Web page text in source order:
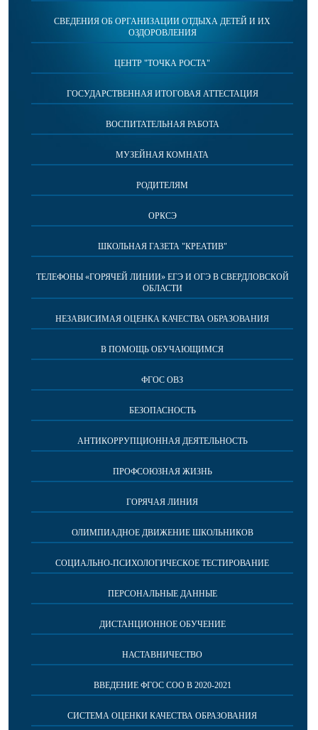
СВЕДЕНИЯ ОБ ОРГАНИЗАЦИИ ОТДЫХА ДЕТЕЙ И ИХ
ОЗДОРОВЛЕНИЯ
ЦЕНТР "ТОЧКА РОСТА"
ГОСУДАРСТВЕННАЯ ИТОГОВАЯ АТТЕСТАЦИЯ
ВОСПИТАТЕЛЬНАЯ РАБОТА
МУЗЕЙНАЯ КОМНАТА
РОДИТЕЛЯМ
ОРКСЭ
ШКОЛЬНАЯ ГАЗЕТА "КРЕАТИВ"
ТЕЛЕФОНЫ «ГОРЯЧЕЙ ЛИНИИ» ЕГЭ И ОГЭ В СВЕРДЛОВСКОЙ
ОБЛАСТИ
НЕЗАВИСИМАЯ ОЦЕНКА КАЧЕСТВА ОБРАЗОВАНИЯ
В ПОМОЩЬ ОБУЧАЮЩИМСЯ
ФГОС ОВЗ
БЕЗОПАСНОСТЬ
АНТИКОРРУПЦИОННАЯ ДЕЯТЕЛЬНОСТЬ
ПРОФСОЮЗНАЯ ЖИЗНЬ
ГОРЯЧАЯ ЛИНИЯ
ОЛИМПИАДНОЕ ДВИЖЕНИЕ ШКОЛЬНИКОВ
СОЦИАЛЬНО-ПСИХОЛОГИЧЕСКОЕ ТЕСТИРОВАНИЕ
ПЕРСОНАЛЬНЫЕ ДАННЫЕ
ДИСТАНЦИОННОЕ ОБУЧЕНИЕ
НАСТАВНИЧЕСТВО
ВВЕДЕНИЕ ФГОС СОО В 2020-2021
СИСТЕМА ОЦЕНКИ КАЧЕСТВА ОБРАЗОВАНИЯ